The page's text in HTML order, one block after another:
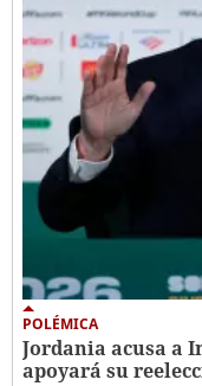
POLÉMICA
Jordania acusa a
apoyará su